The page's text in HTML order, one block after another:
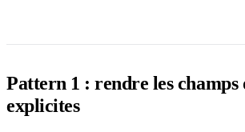
Pattern 1 : rendre les champs
explicites